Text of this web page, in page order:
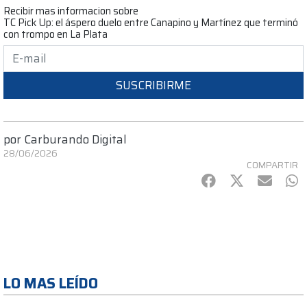
Recibir mas informacion sobre
TC Pick Up: el áspero duelo entre Canapino y Martínez que terminó
con trompo en La Plata
SUSCRIBIRME
por Carburando Digital
28/06/2026
COMPARTIR
Facebook
Twitter
mail
LO MAS LEÍDO